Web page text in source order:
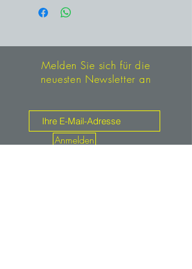
Frankreich
Melden Sie sich für die
neuesten Newsletter an
Anmelden